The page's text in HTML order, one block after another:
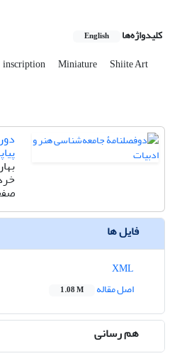
کلیدواژه‌ها English
inscription Miniature Shiite Art
فایل ها
اصل مقاله
1.08 M
هم رسانی